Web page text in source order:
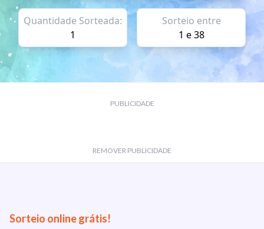
Quantidade Sorteada:
1
Sorteio entre
1 e 38
PUBLICIDADE
REMOVER PUBLICIDADE
Sorteio online grátis!